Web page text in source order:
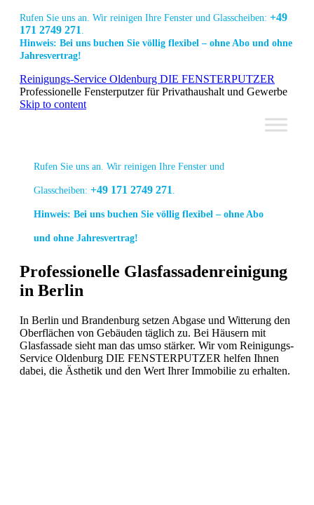
Rufen Sie uns an. Wir reinigen Ihre Fenster und Glasscheiben: +49
171 2749 271 .
Hinweis: Bei uns buchen Sie völlig flexibel – ohne Abo und ohne
Jahresvertrag!
Link
zur
Facebook
Link
zur
Linkedin
Link
zur
Instagram
Reinigungs-Service Oldenburg DIE FENSTERPUTZER
Professionelle Fensterputzer für Privathaushalt und Gewerbe
Skip to content
Rufen Sie uns an. Wir reinigen Ihre Fenster und
Glasscheiben: +49 171 2749 271 .
Hinweis: Bei uns buchen Sie völlig flexibel – ohne Abo
und ohne Jahresvertrag!
Link
zur
Facebook
Seite
Link
zur
Linkedin
Seite
Link
zur
Instagram
Seite
Professionelle Glasfassadenreinigung
in Berlin
In Berlin und Brandenburg setzen Abgase und Witterung den
Oberflächen von Gebäuden täglich zu. Bei Häusern mit
Glasfassade sieht man das umso stärker. Wir vom Reinigungs-
Service Oldenburg DIE FENSTERPUTZER helfen Ihnen
dabei, die Ästhetik und den Wert Ihrer Immobilie zu erhalten.